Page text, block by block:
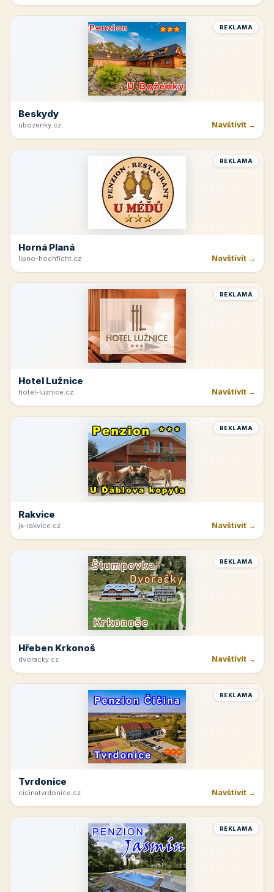
REKLAMA
Beskydy
ubozenky.cz Navštívit →
REKLAMA
Horná Planá
lipno-hochficht.cz Navštívit →
REKLAMA
Hotel Lužnice
hotel-luznice.cz Navštívit →
REKLAMA
Rakvice
jk-rakvice.cz Navštívit →
REKLAMA
Hřeben Krkonoš
dvoracky.cz Navštívit →
REKLAMA
Tvrdonice
cicinatvrdonice.cz Navštívit →
REKLAMA